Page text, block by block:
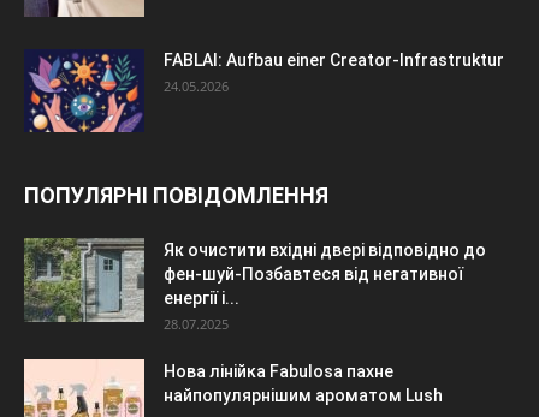
FABLAI: Aufbau einer Creator-Infrastruktur
24.05.2026
ПОПУЛЯРНІ ПОВІДОМЛЕННЯ
Як очистити вхідні двері відповідно до
фен-шуй-Позбавтеся від негативної
енергії і...
28.07.2025
Нова лінійка Fabulosa пахне
найпопулярнішим ароматом Lush